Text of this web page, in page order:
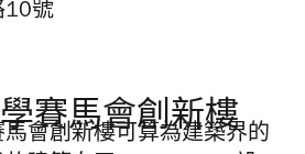
10號
賽馬會創新樓
會創新樓可算為建築界的